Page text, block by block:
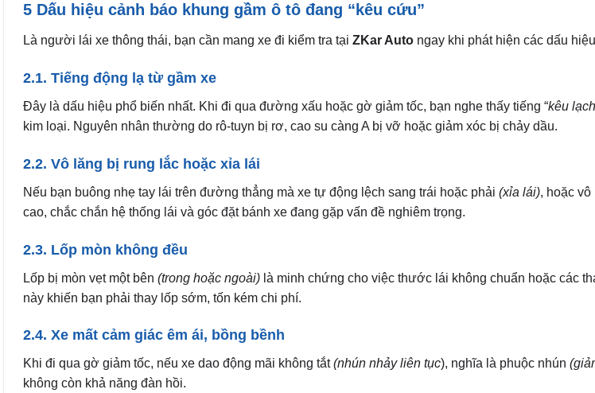
5 Dấu hiệu cảnh báo khung gầm ô tô đang “kêu cứu”
Là người lái xe thông thái, bạn cần mang xe đi kiểm tra tại ZKar Auto ngay khi phát hiện các dấu
2.1. Tiếng động lạ từ gầm xe
Đây là dấu hiệu phổ biến nhất. Khi đi qua đường xấu hoặc gờ giảm tốc, bạn nghe thấy tiếng “kêu
kim loại. Nguyên nhân thường do rô-tuyn bị rơ, cao su càng A bị vỡ hoặc giảm xóc bị chảy dầu.
2.2. Vô lăng bị rung lắc hoặc xỉa lái
Nếu bạn buông nhẹ tay lái trên đường thẳng mà xe tự động lệch sang trái hoặc phải (xỉa lái), hoặc
cao, chắc chắn hệ thống lái và góc đặt bánh xe đang gặp vấn đề nghiêm trọng.
2.3. Lốp mòn không đều
Lốp bị mòn vẹt một bên (trong hoặc ngoài) là minh chứng cho việc thước lái không chuẩn hoặc các
này khiến bạn phải thay lốp sớm, tốn kém chi phí.
2.4. Xe mất cảm giác êm ái, bồng bềnh
Khi đi qua gờ giảm tốc, nếu xe dao động mãi không tắt(nhún nhảy liên tục), nghĩa là phuộc nhún
không còn khả năng đàn hồi.